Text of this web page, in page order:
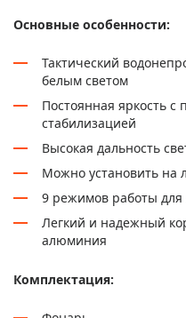
Основные особенности:
Тактический
белым светом
Постоянная яркость
стабилизацией
Высокая дальность
Можно установить на
9 режимов работы
Легкий и надежный
алюминия
Комплектация: